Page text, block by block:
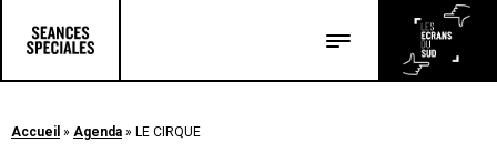
Accueil » Agenda » LE CIRQUE